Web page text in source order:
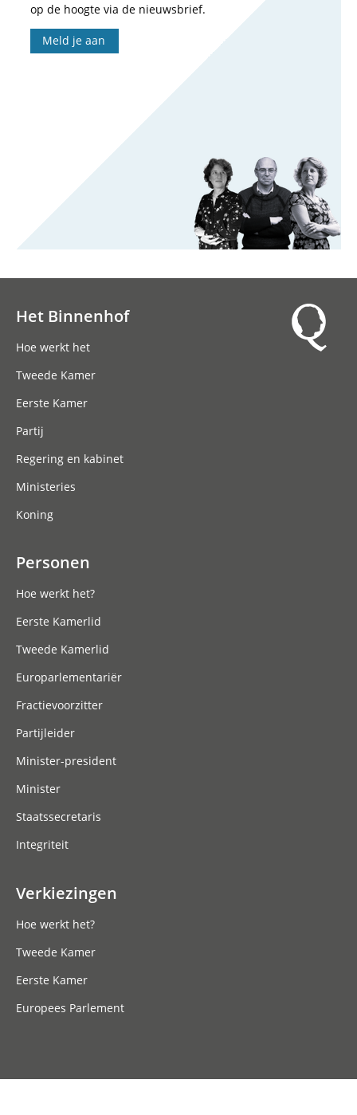
op de hoogte via de nieuwsbrief.
Meld je aan
Het Binnenhof
Hoe werkt het
Tweede Kamer
Eerste Kamer
Partij
Regering en kabinet
Ministeries
Koning
Personen
Hoe werkt het?
Eerste Kamerlid
Tweede Kamerlid
Europarlementariër
Fractievoorzitter
Partijleider
Minister-president
Minister
Staatssecretaris
Integriteit
Verkiezingen
Hoe werkt het?
Tweede Kamer
Eerste Kamer
Europees Parlement